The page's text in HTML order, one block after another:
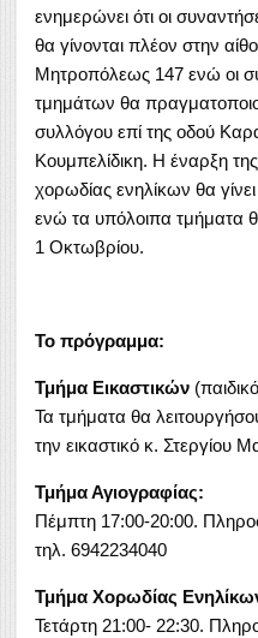
ενημερώνει ότι οι
θα γίνονται πλέον στην
Μητροπόλεως 147 ενώ οι
τμημάτων θα
συλλόγου επί της οδού
Κουμπελίδικη. Η έναρξη
χορωδίας ενηλίκων θα
ενώ τα υπόλοιπα τμήματα
1 Οκτωβρίου.
Το πρόγραμμα:
Τμήμα Εικαστικών
Τα τμήματα θα
την εικαστικό κ. Στεργίου
Τμήμα Αγιογραφίας:
Πέμπτη 17:00-20:00.
τηλ. 6942234040
Τμήμα Χορωδίας
Τετάρτη 21:00- 22:30.